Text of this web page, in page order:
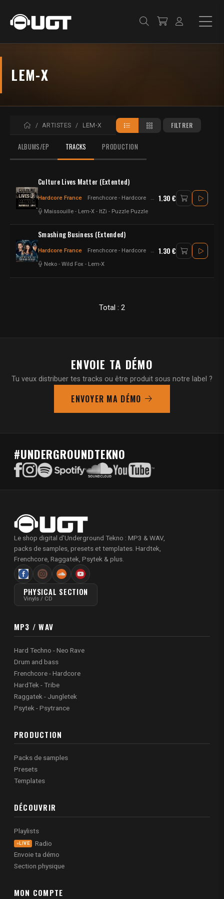
LEM-X
ACCUEIL
ARTISTES LEM-X FILTRER
ALBUMS/EP TRACKS PRODUCTION
Culture Lives Matter (Extented)
Hardcore France Frenchcore - Hardcore Hardcore
Maissouille - Lem-X - ItZi - Puzzle Puzzle
1.30 €
Smashing Business (Extended)
Hardcore France Frenchcore - Hardcore Hardcore
Neko - Wild Fox - Lem-X
1.30 €
Total : 2
ENVOIE TA DÉMO
Tu veux distribuer tes tracks ou être produit sous notre label ?
ENVOYER MA DÉMO
#UNDERGROUNDTEKNO
Le shop digital d'Underground Tekno : MP3 & WAV,
packs de samples, presets et templates. Hardtek,
Frenchcore, Raggatek, Psytek & plus.
PHYSICAL SECTION
Vinyls / CD
MP3 / WAV
Hard Techno - Neo Rave
Drum and bass
Frenchcore - Hardcore
HardTek - Tribe
Raggatek - Jungletek
Psytek - Psytrance
PRODUCTION
Packs de samples
Presets
Templates
DÉCOUVRIR
Playlists
LIVE
Radio
Envoie ta démo
Section physique
MON COMPTE